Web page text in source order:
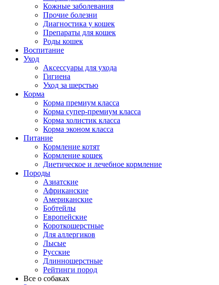
Кожные заболевания
Прочие болезни
Диагностика у кошек
Препараты для кошек
Роды кошек
Воспитание
Уход
Аксессуары для ухода
Гигиена
Уход за шерстью
Корма
Корма премиум класса
Корма супер-премиум класса
Корма холистик класса
Корма эконом класса
Питание
Кормление котят
Кормление кошек
Диетическое и лечебное кормление
Породы
Азиатские
Африканские
Американские
Бобтейлы
Европейские
Короткошерстные
Для аллергиков
Лысые
Русские
Длинношерстные
Рейтинги пород
Все о собаках